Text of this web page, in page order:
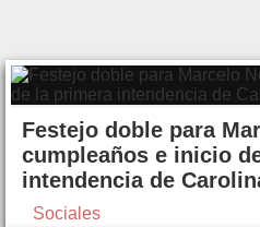
Festejo doble para
cumpleaños e inicio
intendencia de
Sociales